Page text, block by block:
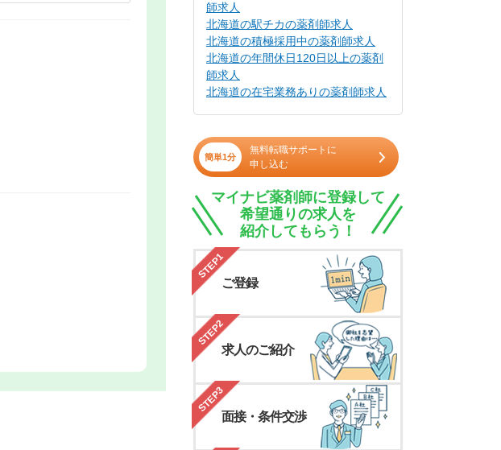
師求人
北海道の駅チカの薬剤師求人
北海道の積極採用中の薬剤師求人
北海道の年間休日120日以上の薬剤
師求人
北海道の在宅業務ありの薬剤師求人
簡単1分
無料転職サポートに
申し込む
マイナビ薬剤師に登録して
希望通りの求人を
紹介してもらう！
STEP1
ご登録
STEP2
求人のご紹介
STEP3
面接・条件交渉